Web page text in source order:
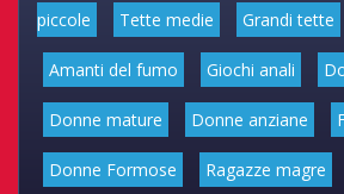
piccole Tette medie Grandi tette
Amanti del fumo Giochi anali
Donne mature Donne anziane
Donne Formose Ragazze magre